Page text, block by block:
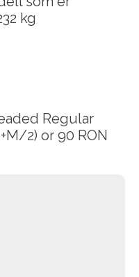
kg
Regular
2) or 90 RON